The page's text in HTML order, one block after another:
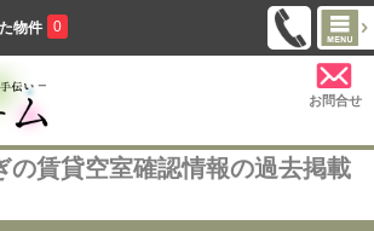
物件 0
お問合せ
の賃貸空室確認情報の過去掲載